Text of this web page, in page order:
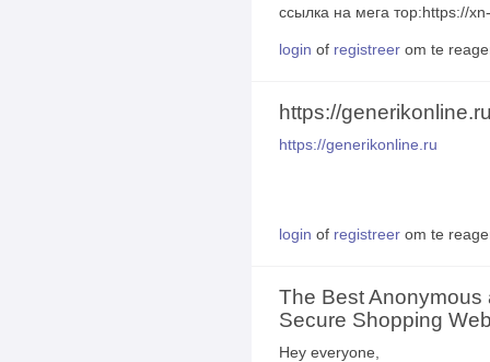
ссылка на мега тор:https://
login of registreer om te
https://
https://generikonline.ru
login of registreer om te
The Best Anonymous
Secure Shopping
Hey everyone,